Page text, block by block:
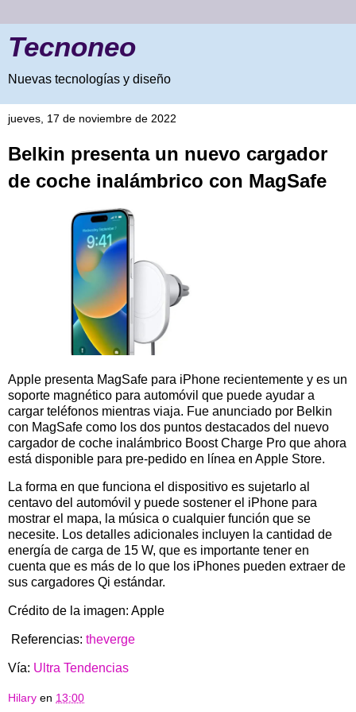
Tecnoneo
Nuevas tecnologías y diseño
jueves, 17 de noviembre de 2022
Belkin presenta un nuevo cargador
de coche inalámbrico con MagSafe
Apple presenta MagSafe para iPhone recientemente y es un
soporte magnético para automóvil que puede ayudar a
cargar teléfonos mientras viaja. Fue anunciado por Belkin
con MagSafe como los dos puntos destacados del nuevo
cargador de coche inalámbrico Boost Charge Pro que ahora
está disponible para pre-pedido en línea en Apple Store.
La forma en que funciona el dispositivo es sujetarlo al
centavo del automóvil y puede sostener el iPhone para
mostrar el mapa, la música o cualquier función que se
necesite. Los detalles adicionales incluyen la cantidad de
energía de carga de 15 W, que es importante tener en
cuenta que es más de lo que los iPhones pueden extraer de
sus cargadores Qi estándar.
Crédito de la imagen: Apple
Referencias: theverge
Vía: Ultra Tendencias
Hilary en 13:00